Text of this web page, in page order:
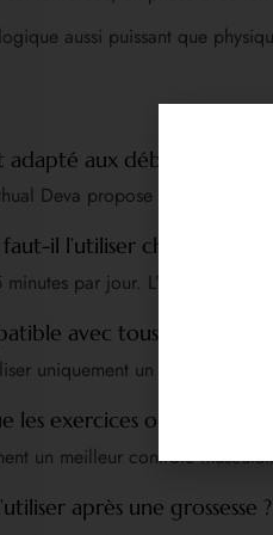
aussi puissant que
aux débutantes ?
Deva propose plusieurs
il l’utiliser chaque jour ?
par jour. L’important
avec tous les
uniquement un lubrifiant à
les exercices ont un effet ?
un meilleur contrôle
après une grossesse ?